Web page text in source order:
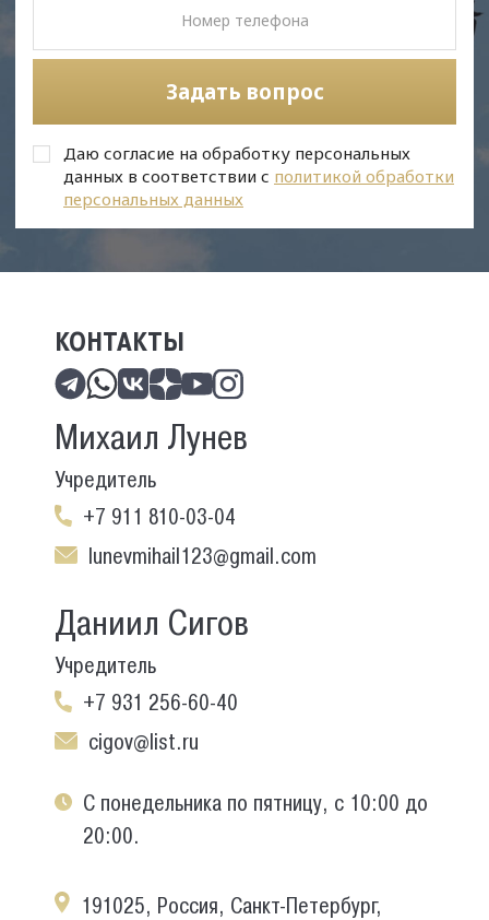
Задать вопрос
Даю согласие на обработку персональных
данных в соответствии с политикой обработки
персональных данных
КОНТАКТЫ
Михаил Лунев
Учредитель
+7 911 810-03-04
lunevmihail123@gmail.com
Даниил Сигов
Учредитель
+7 931 256-60-40
cigov@list.ru
С понедельника по пятницу, с 10:00 до
20:00.
191025, Россия, Санкт-Петербург,